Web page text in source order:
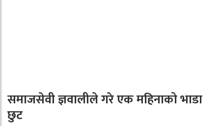
समाजसेवी ज्ञवालीले गरे एक महिनाको भाडा
छुट